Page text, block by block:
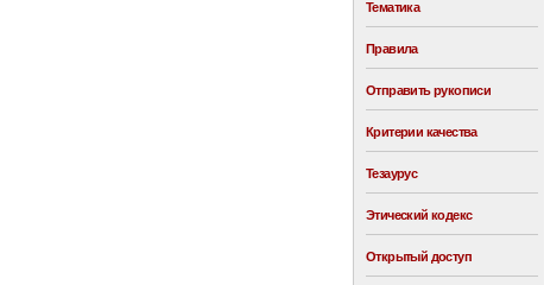
Тематика
Правила
Отправить рукописи
Критерии качества
Тезаурус
Этический кодекс
Открытый доступ